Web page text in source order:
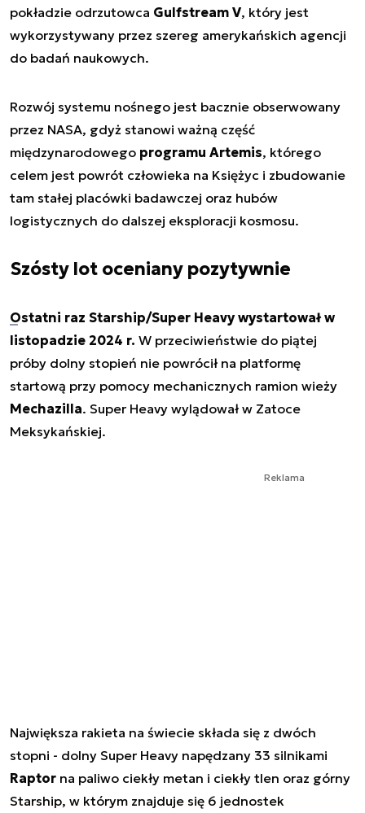
pokładzie odrzutowca Gulfstream V, który jest
wykorzystywany przez szereg amerykańskich agencji
do badań naukowych.
Rozwój systemu nośnego jest bacznie obserwowany
przez NASA, gdyż stanowi ważną część
międzynarodowego programu Artemis, którego
celem jest powrót człowieka na Księżyc i zbudowanie
tam stałej placówki badawczej oraz hubów
logistycznych do dalszej eksploracji kosmosu.
Szósty lot oceniany pozytywnie
Ostatni raz Starship/Super Heavy wystartował w
listopadzie 2024 r. W przeciwieństwie do piątej
próby dolny stopień nie powrócił na platformę
startową przy pomocy mechanicznych ramion wieży
Mechazilla. Super Heavy wylądował w Zatoce
Meksykańskiej.
Reklama
Największa rakieta na świecie składa się z dwóch
stopni - dolny Super Heavy napędzany 33 silnikami
Raptor na paliwo ciekły metan i ciekły tlen oraz górny
Starship, w którym znajduje się 6 jednostek